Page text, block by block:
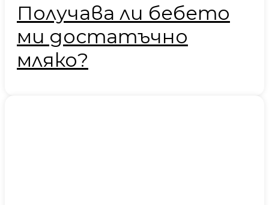
Получава ли бебето
ми достатъчно
мляко?